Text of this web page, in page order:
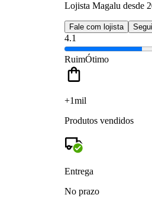
Lojista Magalu desde
Fale com lojista
4.1
RuimÓtimo
+1mil
Produtos vendidos
Entrega
No prazo